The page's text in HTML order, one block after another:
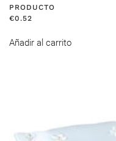
PRODUCTO
€0.52
Añadir al carrito